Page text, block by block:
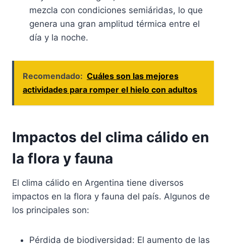
mezcla con condiciones semiáridas, lo que
genera una gran amplitud térmica entre el
día y la noche.
Recomendado: Cuáles son las mejores
actividades para romper el hielo con adultos
Impactos del clima cálido en
la flora y fauna
El clima cálido en Argentina tiene diversos
impactos en la flora y fauna del país. Algunos de
los principales son:
Pérdida de biodiversidad: El aumento de las